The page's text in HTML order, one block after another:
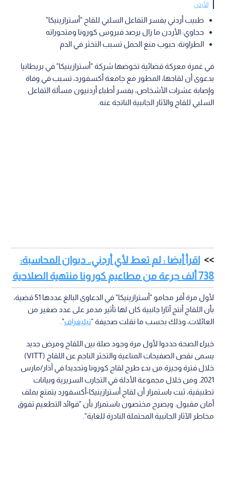
الأردن
طبيب أردني يفسر التفاعل السلبي للقاح "أسترازينيكا"
حجاوي: الأردن ما زال يرصد فيروس كورونا ومتحوراته
الطراونة: حبوب منع الحمل تسبب التخثر في الدم
في غمرة معركة قضائية تخوضها شركة "أسترازينيكا" في بريطانيا
بدعوى أن لقاحها، المطور مع جامعة أكسفورد، تسبب في وفاة
وإصابة عشرات الأشخاص، يفسر أطباء أردنيون مسألة التفاعل
السلبي للقاح والآثار الجانبية الناتجة عنه.
اقرأ أيضا : لم تعط لأي أردني.. ديوان المحاسبة:
738 ألف جرعة من مطاعيم كورونا منتهية الصلاحية
لأول مرة أقر محامو "أسترازينيكا" في الدعاوى البالغ عددها 51 قضية،
بأن اللقاح أنتج آثارا جانبية كان لها تأثير مدمر على عدد صغير من
العائلات، وذلك بحسب ما نقلت صحيفة "تيليغراف".
خبراء الصحة حددوا لأول مرة وجود صلة بين اللقاح ومرض جديد
يسمى نقص الصفيحات المناعية والتخثر الناجم عن اللقاح (VITT)
خلال فترة وجيزة من بدء طرح لقاح كورونا وتحديدا في آذار/مارس
2021. ومن خلال مجموعة الأدلة في التجارب السريرية وبيانات
تطبيقية، ثبت باستمرار أن لقاح أسترازينيكا-أكسفورد يتمتع بملف
أمان مقبول. ويصرح مختصون باستمرار بأن "فوائد التطعيم تفوق
مخاطر الآثار الجانبية المحتملة النادرة للغاية".